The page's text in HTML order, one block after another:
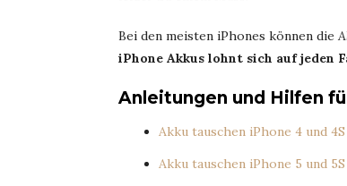
Bei den meisten iPhones können die
iPhone Akkus lohnt sich auf jeden
Anleitungen und Hilfen
Akku tauschen iPhone 4 und 4S
Akku tauschen iPhone 5 und 5S